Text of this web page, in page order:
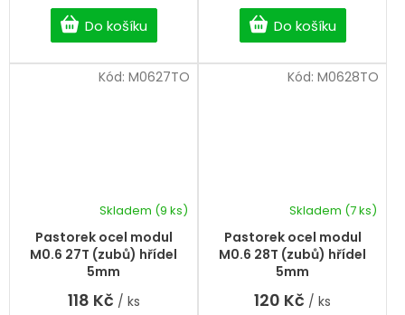
Do košíku Do košíku
Pastorek ocel modul
M0.6 27T (zubů) hřídel
5mm
Skladem (9 ks)
118 Kč / ks
Kód: M0627TO
Pastorek ocel modul
M0.6 28T (zubů) hřídel
5mm
Skladem (7 ks)
120 Kč / ks
Kód: M0628TO